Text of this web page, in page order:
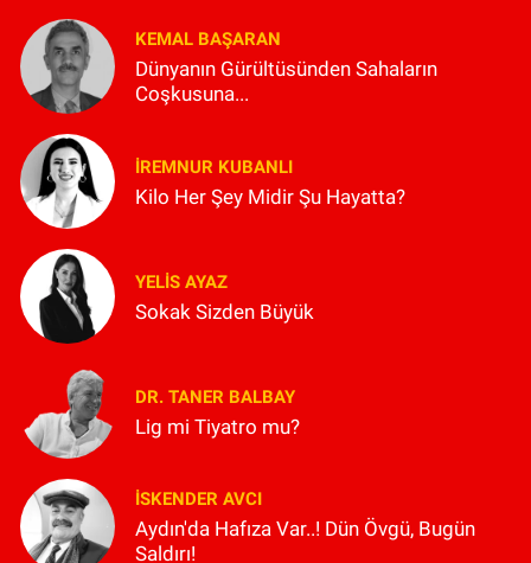
KEMAL BAŞARAN
Dünyanın Gürültüsünden Sahaların
Coşkusuna...
İREMNUR KUBANLI
Kilo Her Şey Midir Şu Hayatta?
YELIS AYAZ
Sokak Sizden Büyük
DR. TANER BALBAY
Lig mi Tiyatro mu?
İSKENDER AVCI
Aydın'da Hafıza Var..! Dün Övgü, Bugün
Saldırı!